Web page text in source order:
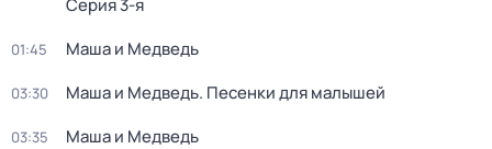
Серия 3-я
01:45 Маша и Медведь
03:30 Маша и Медведь. Песенки для малышей
03:35 Маша и Медведь